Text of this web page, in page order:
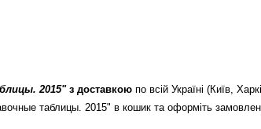
2015"з доставкою по всій Україні (Київ,
таблицы. 2015" в кошик та оформіть